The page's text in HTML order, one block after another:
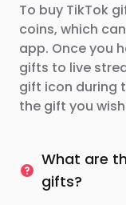
To buy TikTok
coins, which
app. Once you
gifts to live
gift icon during
the gift you
What are
gifts?